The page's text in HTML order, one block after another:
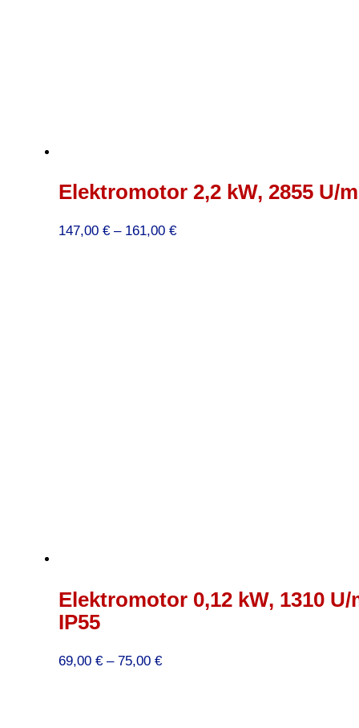
Elektromotor 2,2 kW, 2855 U/
147,00 € – 161,00 €Preisspanne:
Elektromotor 0,12 kW, 1310 U/
IP55
69,00 € – 75,00 €Preisspanne: